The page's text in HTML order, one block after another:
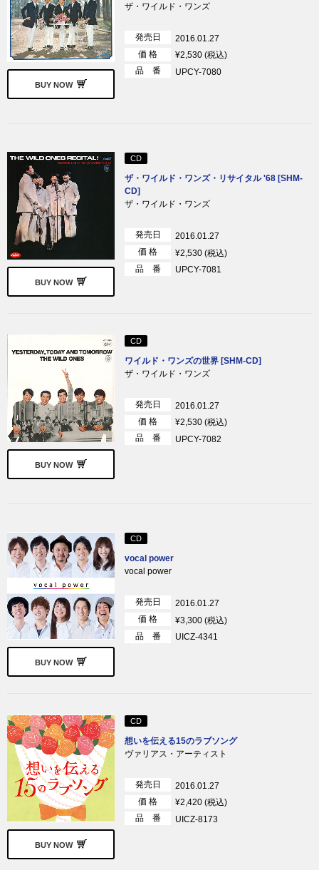
BUY NOW
ザ・ワイルド・ワンズ
発売日
2016.01.27
価 格
¥2,530 (税込)
品 番
UPCY-7080
BUY NOW
CD
ザ・ワイルド・ワンズ・リサイタル '68 [SHM-
CD]
ザ・ワイルド・ワンズ
発売日
2016.01.27
価 格
¥2,530 (税込)
品 番
UPCY-7081
BUY NOW
CD
ワイルド・ワンズの世界 [SHM-CD]
ザ・ワイルド・ワンズ
発売日
2016.01.27
価 格
¥2,530 (税込)
品 番
UPCY-7082
BUY NOW
CD
vocal power
vocal power
発売日
2016.01.27
価 格
¥3,300 (税込)
品 番
UICZ-4341
BUY NOW
CD
想いを伝える15のラブソング
ヴァリアス・アーティスト
発売日
2016.01.27
価 格
¥2,420 (税込)
品 番
UICZ-8173